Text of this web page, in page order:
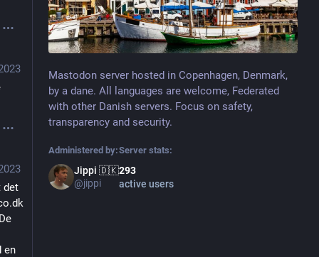
Mastodon server hosted in Copenhagen, Denmark,
by a dane. All languages are welcome, Federated
with other Danish servers. Focus on safety,
transparency and security.
Administered by:
Jippi 🇩🇰
@jippi
Server stats:
293
active users
det
en